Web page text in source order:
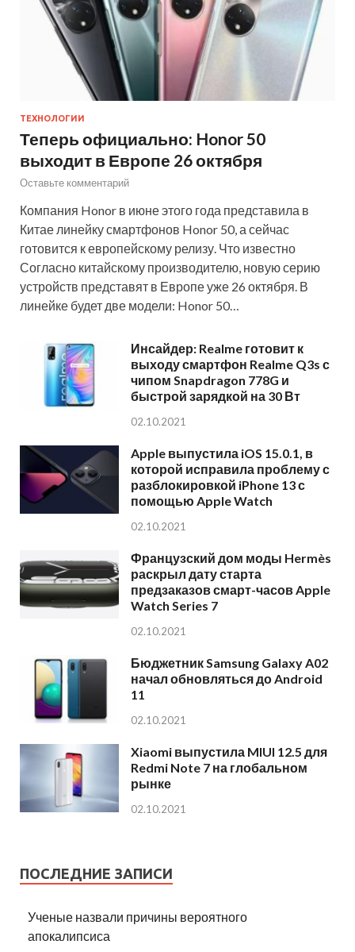
ТЕХНОЛОГИИ
Теперь официально: Honor 50
выходит в Европе 26 октября
Оставьте комментарий
Компания Honor в июне этого года представила в
Китае линейку смартфонов Honor 50, а сейчас
готовится к европейскому релизу. Что известно
Согласно китайскому производителю, новую серию
устройств представят в Европе уже 26 октября. В
линейке будет две модели: Honor 50…
Инсайдер: Realme готовит к
выходу смартфон Realme Q3s с
чипом Snapdragon 778G и
быстрой зарядкой на 30 Вт
02.10.2021
Apple выпустила iOS 15.0.1, в
которой исправила проблему с
разблокировкой iPhone 13 с
помощью Apple Watch
02.10.2021
Французский дом моды Hermès
раскрыл дату старта
предзаказов смарт-часов Apple
Watch Series 7
02.10.2021
Бюджетник Samsung Galaxy A02
начал обновляться до Android
11
02.10.2021
Xiaomi выпустила MIUI 12.5 для
Redmi Note 7 на глобальном
рынке
02.10.2021
ПОСЛЕДНИЕ ЗАПИСИ
Ученые назвали причины вероятного
апокалипсиса